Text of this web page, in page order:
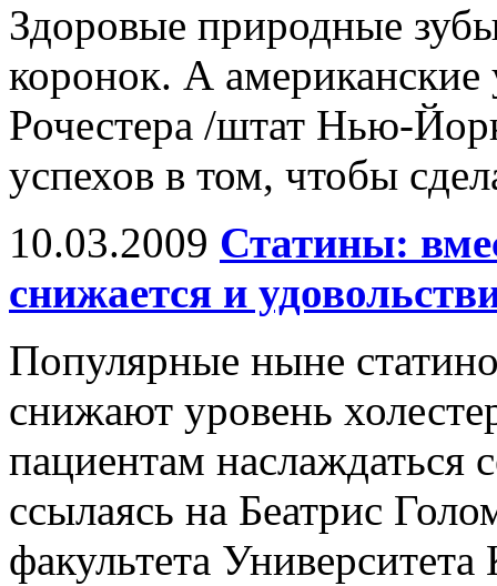
Здоровые природные
коронок. А американские
Рочестера /штат Нью-
успехов в том, чтобы
10.03.2009 Статины:
снижается и
Популярные ныне
снижают уровень
пациентам наслаждаться
ссылаясь на Беатрис
факультета